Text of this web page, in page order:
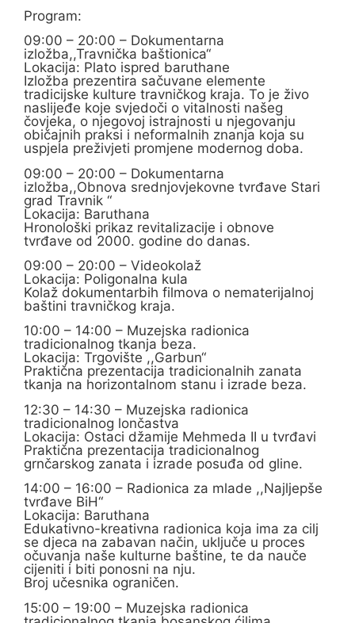
Program:
09:00 – 20:00 – Dokumentarna
izložba,,Travnička baštionica“
Lokacija: Plato ispred baruthane
Izložba prezentira sačuvane elemente
tradicijske kulture travničkog kraja. To je živo
naslijeđe koje svjedoči o vitalnosti našeg
čovjeka, o njegovoj istrajnosti u njegovanju
običajnih praksi i neformalnih znanja koja su
uspjela preživjeti promjene modernog doba.
09:00 – 20:00 – Dokumentarna
izložba,,Obnova srednjovjekovne tvrđave Stari
grad Travnik “
Lokacija: Baruthana
Hronološki prikaz revitalizacije i obnove
tvrđave od 2000. godine do danas.
09:00 – 20:00 – Videokolaž
Lokacija: Poligonalna kula
Kolaž dokumentarbih filmova o nematerijalnoj
baštini travničkog kraja.
10:00 – 14:00 – Muzejska radionica
tradicionalnog tkanja beza.
Lokacija: Trgovište ,,Garbun“
Praktična prezentacija tradicionalnih zanata
tkanja na horizontalnom stanu i izrade beza.
12:30 – 14:30 – Muzejska radionica
tradicionalnog lončastva
Lokacija: Ostaci džamije Mehmeda II u tvrđavi
Praktična prezentacija tradicionalnog
grnčarskog zanata i izrade posuđa od gline.
14:00 – 16:00 – Radionica za mlade ,,Najljepše
tvrđave BiH“
Lokacija: Baruthana
Edukativno-kreativna radionica koja ima za cilj
se djeca na zabavan način, uključe u proces
očuvanja naše kulturne baštine, te da nauče
cijeniti i biti ponosni na nju.
Broj učesnika ograničen.
15:00 – 19:00 – Muzejska radionica